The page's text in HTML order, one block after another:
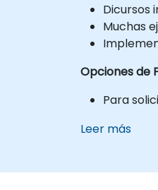
Dicursos
Muchas
Opciones de
Para
Leer más